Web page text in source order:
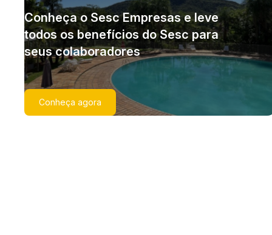
Conheça o Sesc Empresas e leve
todos os benefícios do Sesc para
seus colaboradores
Conheça agora